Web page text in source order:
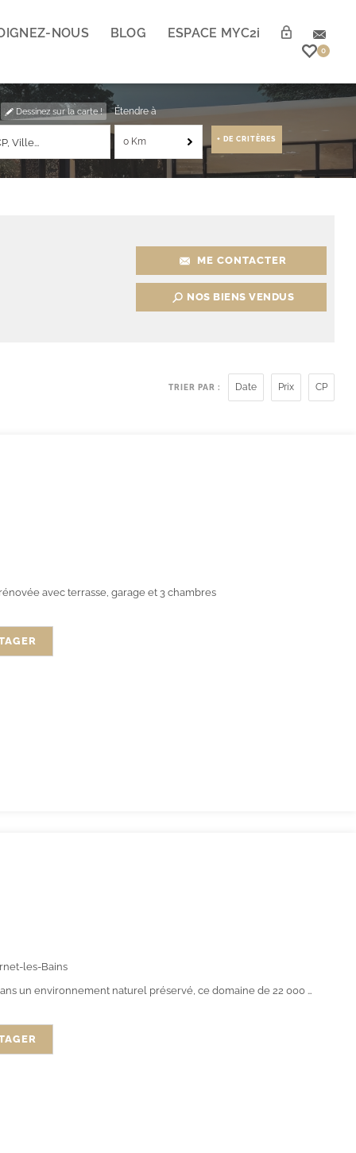
NOUS BLOG ESPACE MYC2i
0
Dessinez sur la carte ! Étendre à
0 Km + DE CRITÈRES
ME CONTACTER
NOS BIENS VENDUS
TRIER PAR : Date Prix CP
avec terrasse, garage et 3 chambres
les-Bains
un environnement naturel préservé, ce domaine de 22 000 m²...